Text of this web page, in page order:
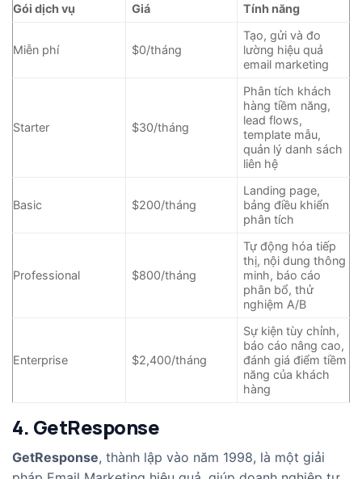
Gói dịch vụ Giá Tính năng
Miễn phí $0/tháng
Tạo, gửi và đo
lường hiệu quả
email marketing
Starter $30/tháng
Phân tích khách
hàng tiềm năng,
lead flows,
template mẫu,
quản lý danh sách
liên hệ
Basic $200/tháng
Landing page,
bảng điều khiển
phân tích
Professional $800/tháng
Tự động hóa tiếp
thị, nội dung thông
minh, báo cáo
phân bổ, thử
nghiệm A/B
Enterprise $2,400/tháng
Sự kiện tùy chỉnh,
báo cáo nâng cao,
đánh giá điểm tiềm
năng của khách
hàng
4. GetResponse
GetResponse, thành lập vào năm 1998, là một giải